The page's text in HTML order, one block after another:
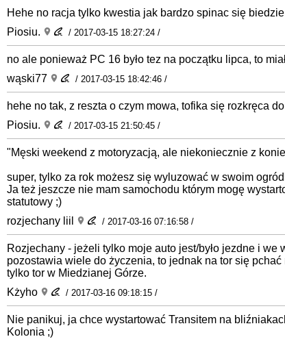
Hehe no racja tylko kwestia jak bardzo spinac się
Piosiu.
/ 2017-03-15 18:27:24 /
no ale ponieważ PC 16 było tez na początku lipca, to
wąski77
/ 2017-03-15 18:42:46 /
hehe no tak, z reszta o czym mowa, tofika się rozkręca
Piosiu.
/ 2017-03-15 21:50:45 /
"Męski weekend z motoryzacją, ale niekoniecznie z
super, tylko za rok możesz się wyluzować w swoim
Ja też jeszcze nie mam samochodu którym mogę
statutowy ;)
rozjechany liil
/ 2017-03-16 07:16:58 /
Rozjechany - jeżeli tylko moje auto jest/było jezdne i
pozostawia wiele do życzenia, to jednak na tor się
tylko tor w Miedzianej Górze.
Kżyho
/ 2017-03-16 09:18:15 /
Nie panikuj, ja chce wystartować Transitem na
Kolonia ;)